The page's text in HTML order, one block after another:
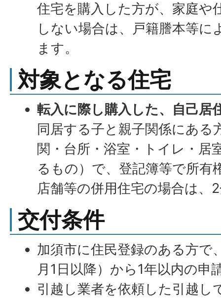
住宅を購入した方が、家庭や
しない場合は、戸籍謄本等に
ます。
対象となる住宅
転入に際し購入した、自己居
同居する子と親子関係にある
関・台所・浴室・トイレ・居
るもの）で、登記簿等で所有
店舗等の併用住宅の場合は、
交付条件
加須市に住民登録のある方で
月1日以降）から1年以内の申
引越し業者を依頼した引越し